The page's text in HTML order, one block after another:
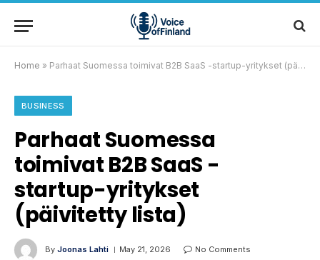
Home » Parhaat Suomessa toimivat B2B SaaS -startup-yritykset (päivitetty lista)
BUSINESS
Parhaat Suomessa
toimivat B2B SaaS -
startup-yritykset
(päivitetty lista)
By Joonas Lahti May 21, 2026
No Comments